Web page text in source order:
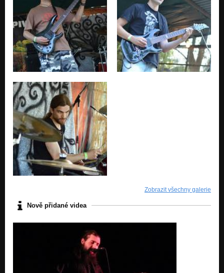
Zobrazit všechny galerie
Nově přidané videa